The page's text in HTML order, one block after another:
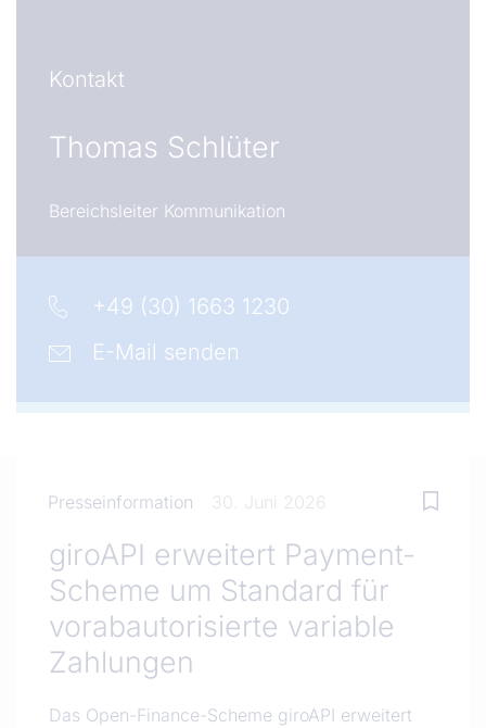
Kontakt
Thomas Schlüter
Bereichsleiter Kommunikation
+49 (30) 1663 1230
E-Mail senden
Presseinformation 30. Juni 2026
giroAPI erweitert Payment-
Scheme um Standard für
vorabautorisierte variable
Zahlungen
Das Open-Finance-Scheme giroAPI erweitert